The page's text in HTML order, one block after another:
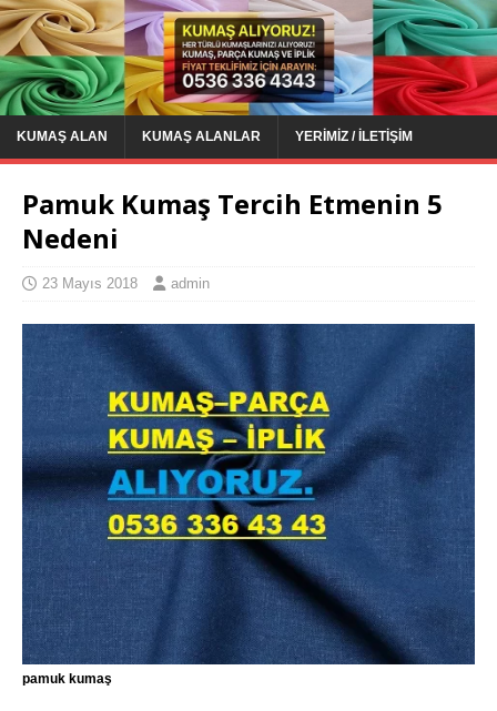
KUMAŞ ALAN KUMAŞ ALANLAR YERIMIZ / İLETIŞIM
Pamuk Kumaş Tercih Etmenin 5
Nedeni
23 Mayıs 2018 admin
pamuk kumaş